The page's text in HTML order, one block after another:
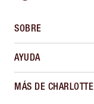
SOBRE
AYUDA
MÁS DE CHARLOTTE